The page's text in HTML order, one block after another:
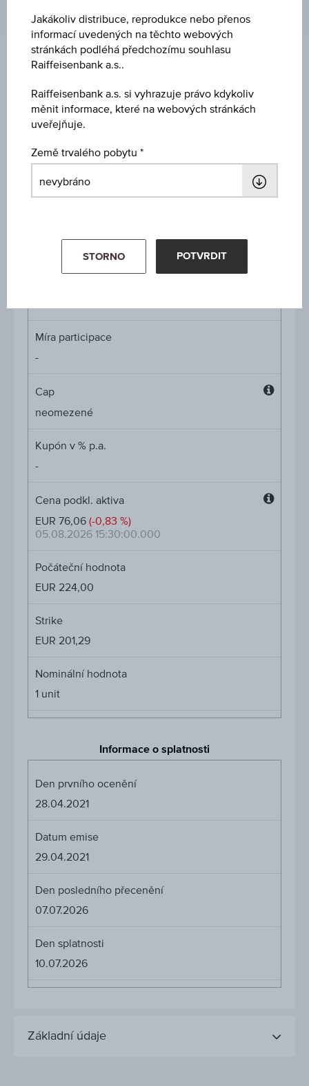
Klíčové údaje
Název
ISIN / WKN
AT0000A2R846 / RC03QL
Volkswagen AG Vorzüge
Míra participace
-
Cap
neomezené
Kupón v % p.a.
-
Cena podkl. aktiva
EUR 76,06 (-0,83 %)
05.08.2026 15:30:00.000
Počáteční hodnota
EUR 224,00
Strike
EUR 201,29
Nominální hodnota
1 unit
Informace o splatnosti
Den prvního ocenění
28.04.2021
Datum emise
29.04.2021
Den posledního přecenění
07.07.2026
Den splatnosti
10.07.2026
Základní údaje
Jakákoliv distribuce, reprodukce nebo přenos
informací uvedených na těchto webových
stránkách podléhá předchozímu souhlasu
Raiffeisenbank a.s..
Raiffeisenbank a.s. si vyhrazuje právo kdykoliv
měnit informace, které na webových stránkách
uveřejňuje.
Země trvalého pobytu
STORNO POTVRDIT